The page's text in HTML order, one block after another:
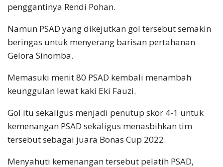
penggantinya Rendi Pohan.
Namun PSAD yang dikejutkan gol tersebut semakin
beringas untuk menyerang barisan pertahanan
Gelora Sinomba.
Memasuki menit 80 PSAD kembali menambah
keunggulan lewat kaki Eki Fauzi.
Gol itu sekaligus menjadi penutup skor 4-1 untuk
kemenangan PSAD sekaligus menasbihkan tim
tersebut sebagai juara Bonas Cup 2022.
Menyahuti kemenangan tersebut pelatih PSAD,